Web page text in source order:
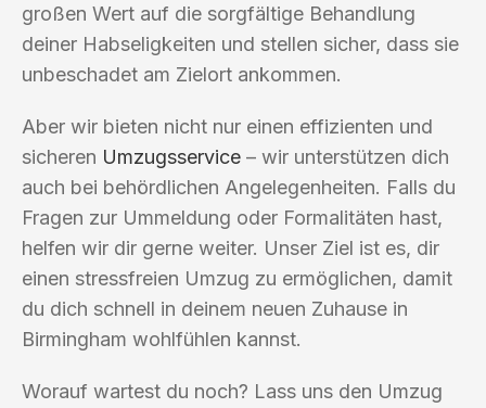
großen Wert auf die sorgfältige Behandlung
deiner Habseligkeiten und stellen sicher, dass sie
unbeschadet am Zielort ankommen.
Aber wir bieten nicht nur einen effizienten und
sicheren Umzugsservice – wir unterstützen dich
auch bei behördlichen Angelegenheiten. Falls du
Fragen zur Ummeldung oder Formalitäten hast,
helfen wir dir gerne weiter. Unser Ziel ist es, dir
einen stressfreien Umzug zu ermöglichen, damit
du dich schnell in deinem neuen Zuhause in
Birmingham wohlfühlen kannst.
Worauf wartest du noch? Lass uns den Umzug